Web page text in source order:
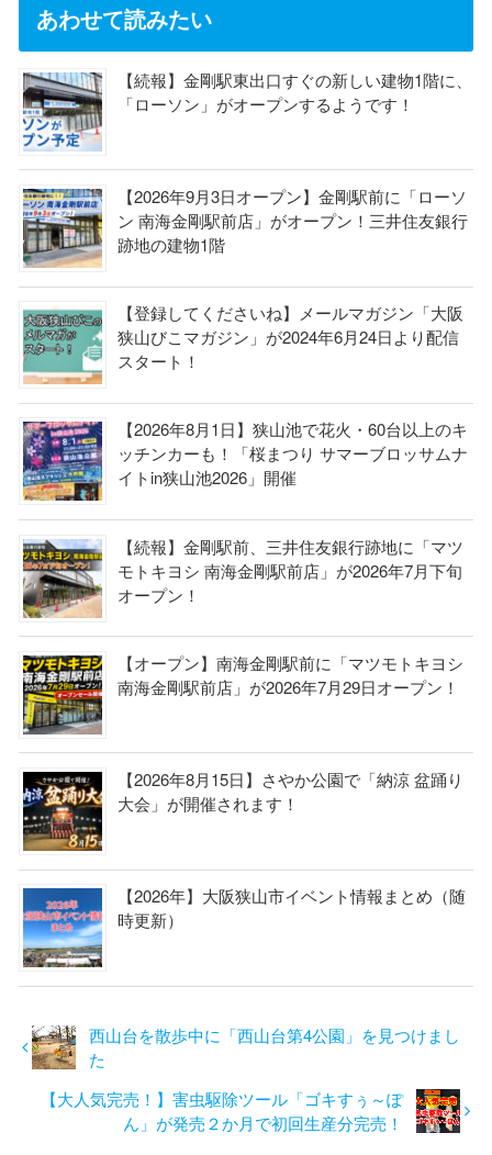
あわせて読みたい
【続報】金剛駅東出口すぐの新しい建物1階に、
「ローソン」がオープンするようです！
【2026年9月3日オープン】金剛駅前に「ローソ
ン 南海金剛駅前店」がオープン！三井住友銀行
跡地の建物1階
【登録してくださいね】メールマガジン「大阪
狭山びこマガジン」が2024年6月24日より配信
スタート！
【2026年8月1日】狭山池で花火・60台以上のキ
ッチンカーも！「桜まつり サマーブロッサムナ
イトin狭山池2026」開催
【続報】金剛駅前、三井住友銀行跡地に「マツ
モトキヨシ 南海金剛駅前店」が2026年7月下旬
オープン！
【オープン】南海金剛駅前に「マツモトキヨシ
南海金剛駅前店」が2026年7月29日オープン！
【2026年8月15日】さやか公園で「納涼 盆踊り
大会」が開催されます！
【2026年】大阪狭山市イベント情報まとめ（随
時更新）
西山台を散歩中に「西山台第4公園」を見つけまし
た
【大人気完売！】害虫駆除ツール「ゴキすぅ～ぽ
ん」が発売２か月で初回生産分完売！